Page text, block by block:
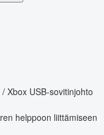
/ Xbox USB-sovitinjohto